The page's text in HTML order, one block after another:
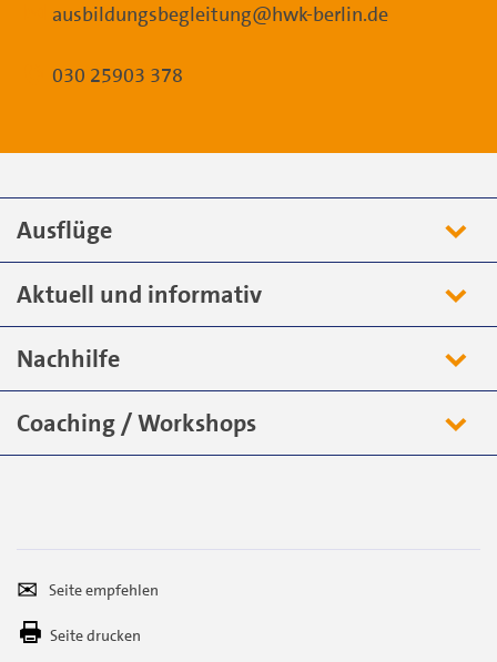
ausbildungsbegleitung@hwk-berlin.de
030 25903 378
Ausflüge
Aktuell und informativ
Nachhilfe
Coaching / Workshops
empfehlen
Per
E-
Seite drucken